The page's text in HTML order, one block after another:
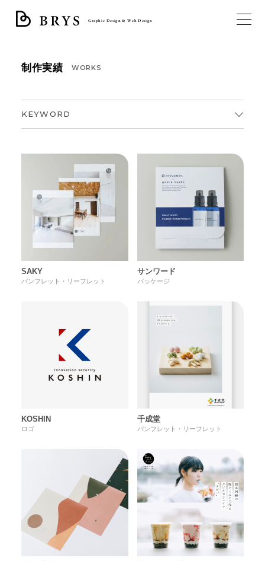
Graphic Design & Web Design
TOP
ブライスについて
サービス
すべて
トータルデザイン
ロゴ
パンフレット・リーフレット
サムネイル
本・雑誌
イラスト
ブログ
お問い合わせ
制作実績 WORKS
KEYWORD
トータルデザイン
ロゴ
パンフレット・リーフレット
名刺・ショップカード・封筒
本・雑誌
パッケージ
SAKY
パンフレット・リーフレット
サンワード
パッケージ
KOSHIN
ロゴ
千成堂
パンフレット・リーフレット